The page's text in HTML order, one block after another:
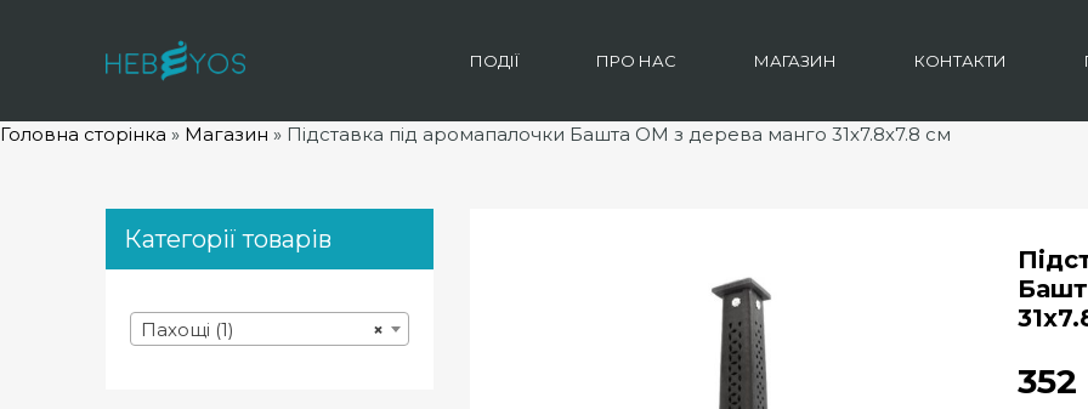
ПОДІЇ ПРО НАС МАГАЗИН КОНТАКТИ
Головна сторінка » Магазин » Підставка під аромапалочки Башта ОМ з дерева манго 31х7.8х7.8 см
Категорії товарів
×
Пахощі (1)